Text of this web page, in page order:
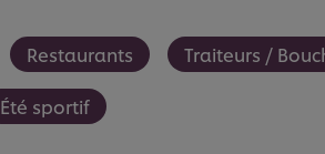
Restaurants Traiteurs /
Été sportif